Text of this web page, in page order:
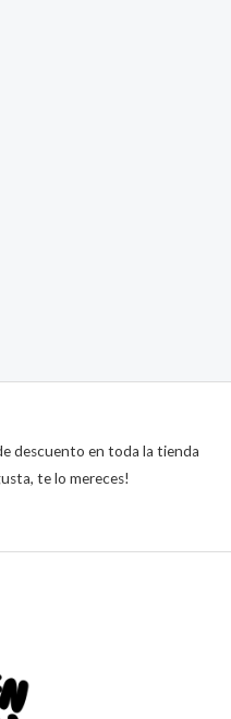
descuento en toda la tienda
te lo mereces!